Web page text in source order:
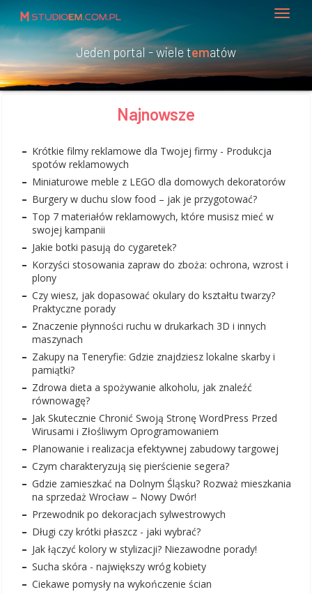
Jeden portal - wiele tematów
Najnowsze
Krótkie filmy reklamowe dla Twojej firmy - Produkcja
spotów reklamowych
Miniaturowe meble z LEGO dla domowych dekoratorów
Burgery w duchu slow food – jak je przygotować?
Top 7 materiałów reklamowych, które musisz mieć w
swojej kampanii
Jakie botki pasują do cygaretek?
Korzyści stosowania zapraw do zboża: ochrona, wzrost i
plony
Czy wiesz, jak dopasować okulary do kształtu twarzy?
Praktyczne porady
Znaczenie płynności ruchu w drukarkach 3D i innych
maszynach
Zakupy na Teneryfie: Gdzie znajdziesz lokalne skarby i
pamiątki?
Zdrowa dieta a spożywanie alkoholu, jak znaleźć
równowagę?
Jak Skutecznie Chronić Swoją Stronę WordPress Przed
Wirusami i Złośliwym Oprogramowaniem
Planowanie i realizacja efektywnej zabudowy targowej
Czym charakteryzują się pierścienie segera?
Gdzie zamieszkać na Dolnym Śląsku? Rozważ mieszkania
na sprzedaż Wrocław – Nowy Dwór!
Przewodnik po dekoracjach sylwestrowych
Długi czy krótki płaszcz - jaki wybrać?
Jak łączyć kolory w stylizacji? Niezawodne porady!
Sucha skóra - największy wróg kobiety
Ciekawe pomysły na wykończenie ścian